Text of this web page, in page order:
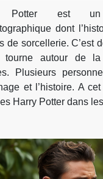
Potter est un
dont
de sorcellerie. C’est
tourne autour de
Plusieurs
et l’histoire. A
Harry Potter dans